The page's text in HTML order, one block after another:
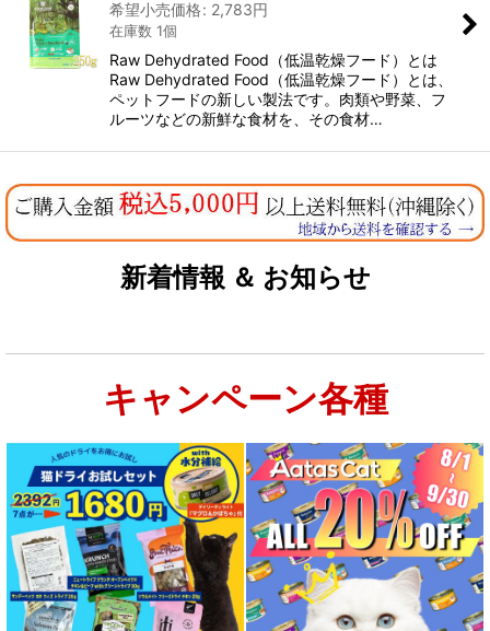
希望小売価格: 2,783円
在庫数 1個
Raw Dehydrated Food（低温乾燥フード）とは
Raw Dehydrated Food（低温乾燥フード）とは、
ペットフードの新しい製法です。肉類や野菜、フ
ルーツなどの新鮮な食材を、その食材…
新着情報 ＆ お知らせ
キャンペーン各種